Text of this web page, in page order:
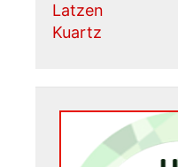
Latzen
Kuartz